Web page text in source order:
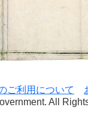
示 公開日:2020
ご利用について
All